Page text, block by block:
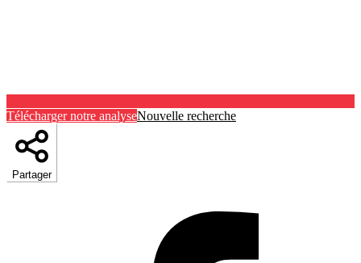
Télécharger notre analyseNouvelle recherche
Partager